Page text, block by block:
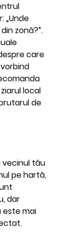
„Unde
zonă?”.
care
local
de
tău
pe hartă,
dar
este mai